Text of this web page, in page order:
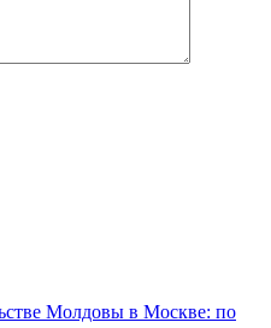
Молдовы в Москве: по